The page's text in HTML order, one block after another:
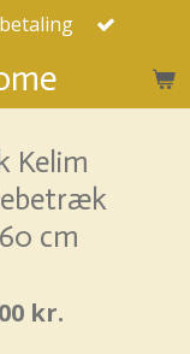
Kelim
cm
kr.